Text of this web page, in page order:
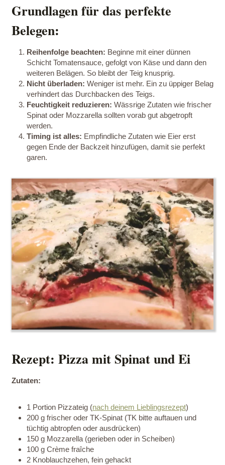
Grundlagen für das perfekte
Belegen:
Reihenfolge beachten: Beginne mit einer dünnen
Schicht Tomatensauce, gefolgt von Käse und dann den
weiteren Belägen. So bleibt der Teig knusprig.
Nicht überladen: Weniger ist mehr. Ein zu üppiger Belag
verhindert das Durchbacken des Teigs.
Feuchtigkeit reduzieren: Wässrige Zutaten wie frischer
Spinat oder Mozzarella sollten vorab gut abgetropft
werden.
Timing ist alles: Empfindliche Zutaten wie Eier erst
gegen Ende der Backzeit hinzufügen, damit sie perfekt
garen.
Rezept: Pizza mit Spinat und Ei
Zutaten:
1 Portion Pizzateig (nach deinem Lieblingsrezept)
200 g frischer oder TK-Spinat (TK bitte auftauen und
tüchtig abtropfen oder ausdrücken)
150 g Mozzarella (gerieben oder in Scheiben)
100 g Crème fraîche
2 Knoblauchzehen, fein gehackt